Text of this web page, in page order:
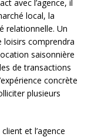
avec l’agence, il
local, la
relationnelle. Un
loisirs comprendra
saisonnière
de transactions
concrète
plusieurs
et l’agence